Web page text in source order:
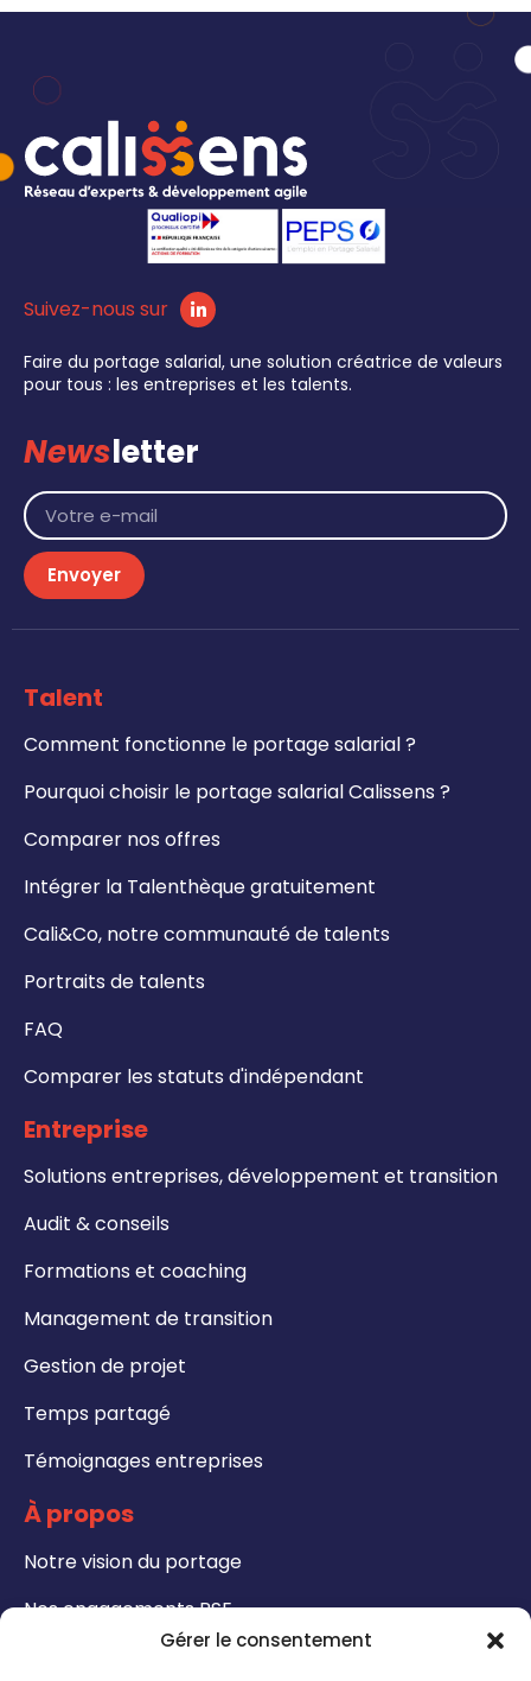
Gérer le consentement
Suivez-nous sur
Faire du portage salarial, une solution créatrice de valeurs
pour tous : les entreprises et les talents.
Newsletter
Envoyer
Talent
Comment fonctionne le portage salarial ?
Pourquoi choisir le portage salarial Calissens ?
Comparer nos offres
Intégrer la Talenthèque gratuitement
Cali&Co, notre communauté de talents
Portraits de talents
FAQ
Comparer les statuts d'indépendant
Entreprise
Solutions entreprises, développement et transition
Audit & conseils
Formations et coaching
Management de transition
Gestion de projet
Temps partagé
Témoignages entreprises
À propos
Notre vision du portage
Nos engagements RSE